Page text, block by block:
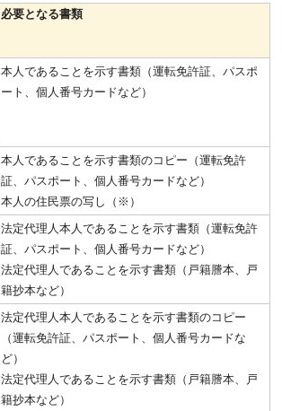
必要となる書類
本人であることを示す書類（運転免許証、パスポ
ート、個人番号カードなど）
本人であることを示す書類のコピー（運転免許
証、パスポート、個人番号カードなど）
本人の住民票の写し（※）
法定代理人本人であることを示す書類（運転免許
証、パスポート、個人番号カードなど）
法定代理人であることを示す書類（戸籍謄本、戸
籍抄本など）
法定代理人本人であることを示す書類のコピー
（運転免許証、パスポート、個人番号カードな
ど）
法定代理人であることを示す書類（戸籍謄本、戸
籍抄本など）